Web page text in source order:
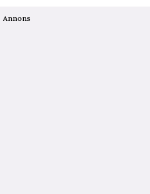
Annons